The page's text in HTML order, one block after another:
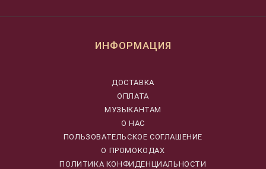
ИНФОРМАЦИЯ
ДОСТАВКА
ОПЛАТА
МУЗЫКАНТАМ
О НАС
ПОЛЬЗОВАТЕЛЬСКОЕ СОГЛАШЕНИЕ
О ПРОМОКОДАХ
ПОЛИТИКА КОНФИДЕНЦИАЛЬНОСТИ